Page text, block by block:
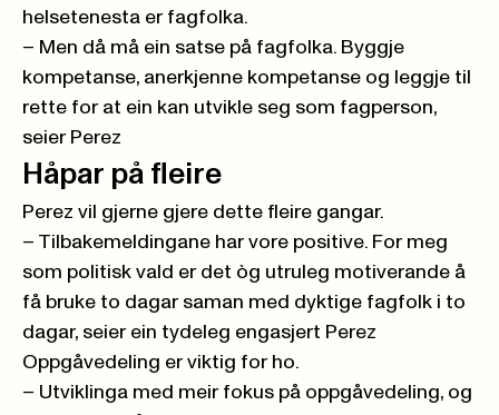
helsetenesta er fagfolka.
– Men då må ein satse på fagfolka. Byggje
kompetanse, anerkjenne kompetanse og leggje til
rette for at ein kan utvikle seg som fagperson,
seier Perez
Håpar på fleire
Perez vil gjerne gjere dette fleire gangar.
– Tilbakemeldingane har vore positive. For meg
som politisk vald er det òg utruleg motiverande å
få bruke to dagar saman med dyktige fagfolk i to
dagar, seier ein tydeleg engasjert Perez
Oppgåvedeling er viktig for ho.
– Utviklinga med meir fokus på oppgåvedeling, og